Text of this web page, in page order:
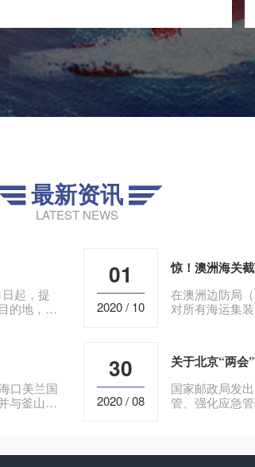
 最新资讯 
LATEST NEWS
起，提
的地，必
01
2020 / 10
惊！澳洲海关
在澳洲边防局
对所有海运集
口美兰国
与釜山航
30
2020 / 08
关于北京“两会
国家邮政局发
管、强化应急